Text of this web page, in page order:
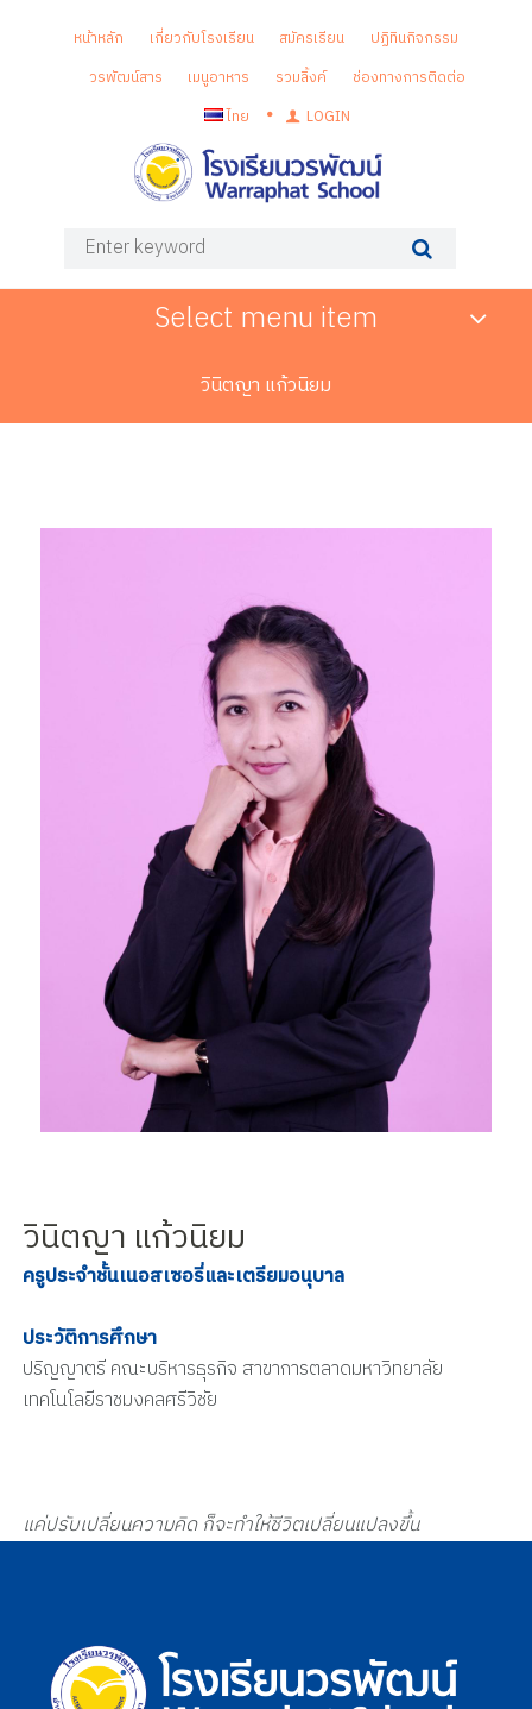
หน้าหลัก เกี่ยวกับโรงเรียน สมัครเรียน
ปฏิทินกิจกรรม
วรพัฒน์สาร
เมนูอาหาร รวมลิ้งค์
ช่องทางการติดต่อ
ไทย
LOGIN
Select menu item
วินิตญา แก้วนิยม
วินิตญา แก้วนิยม
ครูประจำชั้นเนอสเซอรี่และเตรียมอนุบาล
ประวัติการศึกษา
ปริญญาตรี คณะบริหารธุรกิจ สาขาการตลาดมหาวิทยาลัย
เทคโนโลยีราชมงคลศรีวิชัย
แค่ปรับเปลี่ยนความคิด ก็จะทำให้ชีวิตเปลี่ยนแปลงขึ้น